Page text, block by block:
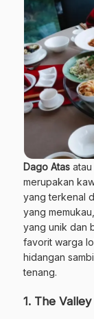
Dago Atas
merupakan
yang terkenal
yang
yang unik dan
favorit warga
hidangan
tenang.
1. The